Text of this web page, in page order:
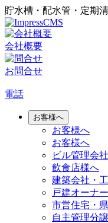
貯水槽・配水管・定期
会社概要
お問合せ
電話
お客様へ
お客様へ
お客様へ
ビル管理会
飲食店様へ
建築会社・
戸建オーナ
市営住宅・
自主管理分